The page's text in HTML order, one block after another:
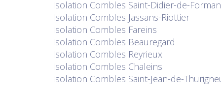
Isolation Combles Saint-Didier-de-
Isolation Combles Jassans-Riottier
Isolation Combles Fareins
Isolation Combles Beauregard
Isolation Combles Reyrieux
Isolation Combles Chaleins
Isolation Combles Saint-Jean-de-